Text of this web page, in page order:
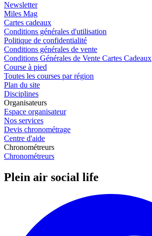
Newsletter
Miles Mag
Cartes cadeaux
Conditions générales d'utilisation
Politique de confidentialité
Conditions générales de vente
Conditions Générales de Vente Cartes Cadeaux
Course à pied
Toutes les courses par région
Plan du site
Disciplines
Organisateurs
Espace organisateur
Nos services
Devis chronométrage
Centre d'aide
Chronométreurs
Chronométreurs
Plein air social life